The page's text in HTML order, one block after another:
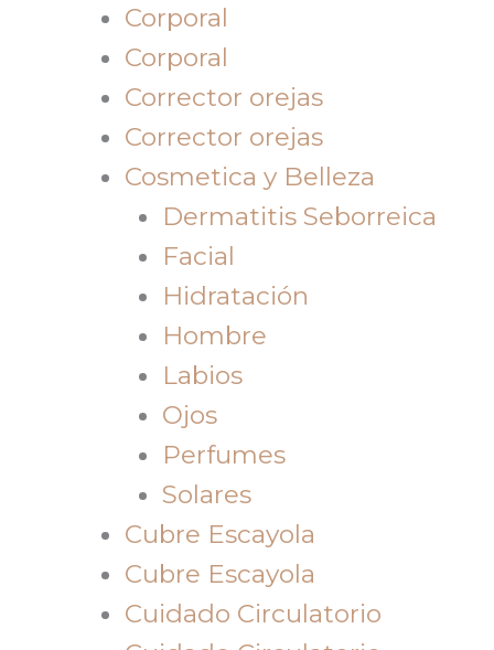
Corporal
Corporal
Corrector orejas
Corrector orejas
Cosmetica y Belleza
Dermatitis Seborreica
Facial
Hidratación
Hombre
Labios
Ojos
Perfumes
Solares
Cubre Escayola
Cubre Escayola
Cuidado Circulatorio